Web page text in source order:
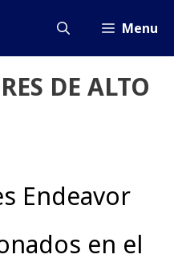
Menu
DE ALTO
Endeavor
en el